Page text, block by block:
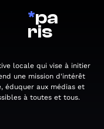
*pa
ris
locale qui vise à initier
une mission d'intérêt
éduquer aux médias et
à toutes et tous.